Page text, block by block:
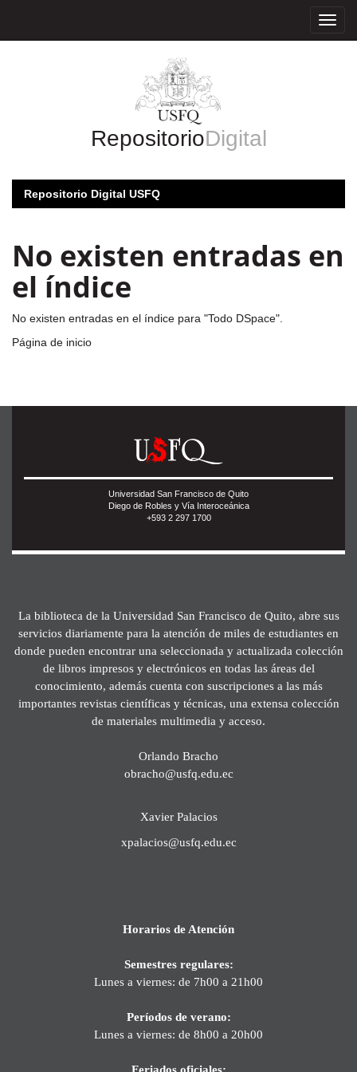
RepositorioDigital
Repositorio Digital USFQ
No existen entradas en
el índice
No existen entradas en el índice para "Todo DSpace".
Página de inicio
Universidad San Francisco de Quito
Diego de Robles y Vía Interoceánica
+593 2 297 1700
La biblioteca de la Universidad San Francisco de Quito, abre sus
servicios diariamente para la atención de miles de estudiantes en
donde pueden encontrar una seleccionada y actualizada colección
de libros impresos y electrónicos en todas las áreas del
conocimiento, además cuenta con suscripciones a las más
importantes revistas científicas y técnicas, una extensa colección
de materiales multimedia y acceso.
Orlando Bracho
obracho@usfq.edu.ec
Xavier Palacios
xpalacios@usfq.edu.ec
Horarios de Atención
Semestres regulares:
Lunes a viernes: de 7h00 a 21h00
Períodos de verano:
Lunes a viernes: de 8h00 a 20h00
Feriados oficiales: